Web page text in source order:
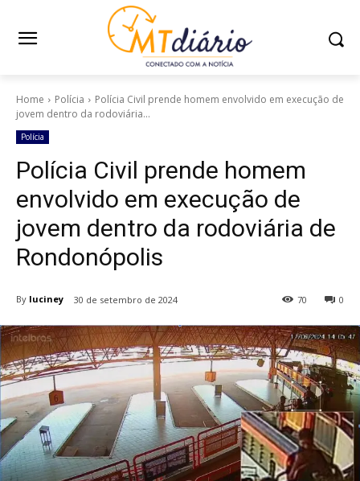
Home Polícia
Polícia Civil prende homem envolvido em execução de
jovem dentro da rodoviária...
Polícia
Polícia Civil prende homem
envolvido em execução de
jovem dentro da rodoviária de
Rondonópolis
By luciney 30 de setembro de 2024 0
70